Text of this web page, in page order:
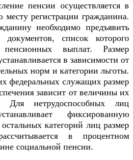
пенсии осуществляется в
регистрации гражданина.
необходимо предъявить
документов, список которого
выплат. Размер
в зависимости от
норм и категории льготы.
федеральных служащих размер
зависит от величины их
Для нетрудоспособных лиц
фиксированную
категорий лиц размер
в процентном
социальной пенсии.